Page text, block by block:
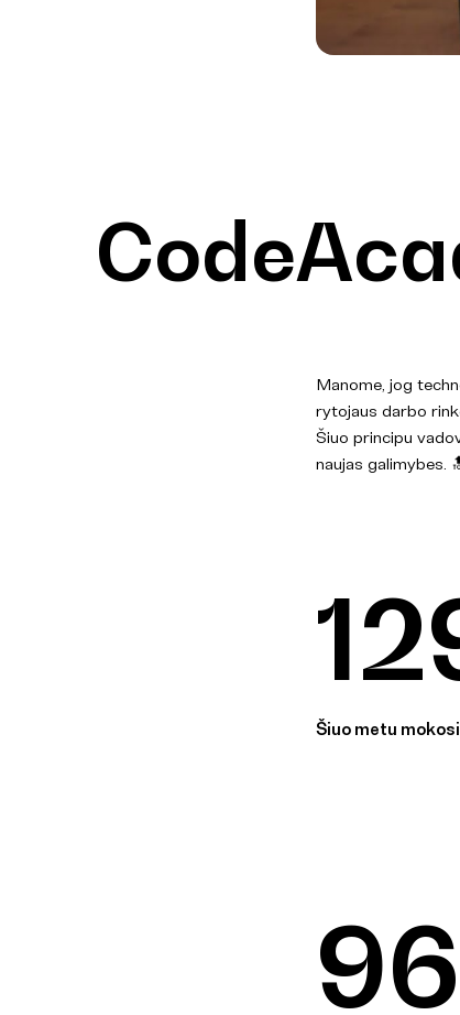
Manome, jog
rytojaus darbo
Šiuo principu
naujas galimybes.
Šiuo metu mokosi